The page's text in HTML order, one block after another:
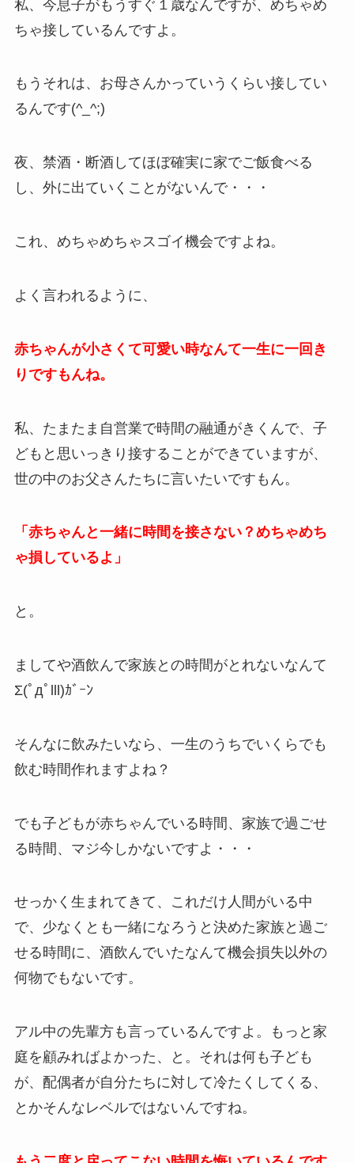
私、今息子がもうすぐ１歳なんですが、めちゃめ
ちゃ接しているんですよ。
もうそれは、お母さんかっていうくらい接してい
るんです(^_^;)
夜、禁酒・断酒してほぼ確実に家でご飯食べる
し、外に出ていくことがないんで・・・
これ、めちゃめちゃスゴイ機会ですよね。
よく言われるように、
赤ちゃんが小さくて可愛い時なんて一生に一回き
りですもんね。
私、たまたま自営業で時間の融通がきくんで、子
どもと思いっきり接することができていますが、
世の中のお父さんたちに言いたいですもん。
「赤ちゃんと一緒に時間を接さない？めちゃめち
ゃ損しているよ」
と。
ましてや酒飲んで家族との時間がとれないなんて
Σ(ﾟдﾟlll)ｶﾞｰﾝ
そんなに飲みたいなら、一生のうちでいくらでも
飲む時間作れますよね？
でも子どもが赤ちゃんでいる時間、家族で過ごせ
る時間、マジ今しかないですよ・・・
せっかく生まれてきて、これだけ人間がいる中
で、少なくとも一緒になろうと決めた家族と過ご
せる時間に、酒飲んでいたなんて機会損失以外の
何物でもないです。
アル中の先輩方も言っているんですよ。もっと家
庭を顧みればよかった、と。それは何も子ども
が、配偶者が自分たちに対して冷たくしてくる、
とかそんなレベルではないんですね。